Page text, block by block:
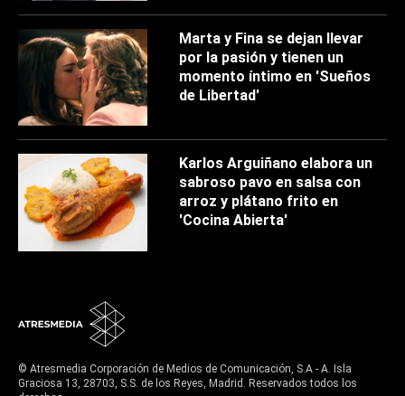
Marta y Fina se dejan llevar
por la pasión y tienen un
momento íntimo en 'Sueños
de Libertad'
Karlos Arguiñano elabora un
sabroso pavo en salsa con
arroz y plátano frito en
'Cocina Abierta'
© Atresmedia Corporación de Medios de Comunicación, S.A - A. Isla
Graciosa 13, 28703, S.S. de los Reyes, Madrid. Reservados todos los